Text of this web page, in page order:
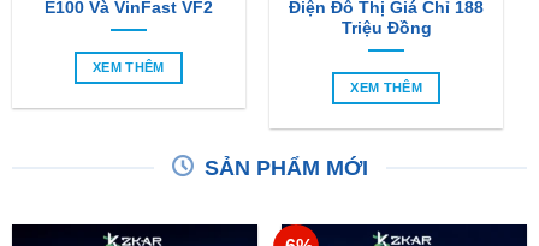
E100 Và VinFast VF2
XEM THÊM
Điện Đô Thị Giá Chỉ 188
Triệu Đồng
XEM THÊM
SẢN PHẨM MỚI